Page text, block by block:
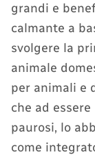
grandi e
calmante a
svolgere la
animale
per animali e
che ad
paurosi, lo
come